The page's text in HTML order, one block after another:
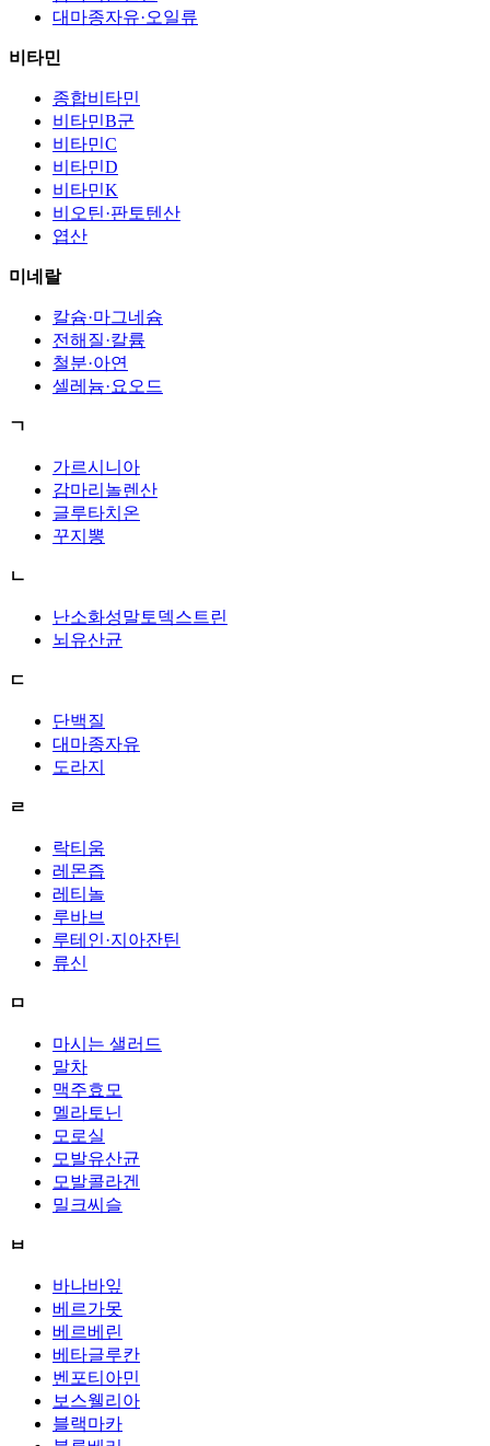
대마종자유·오일류
비타민
종합비타민
비타민B군
비타민C
비타민D
비타민K
비오틴·판토텐산
엽산
미네랄
칼슘·마그네슘
전해질·칼륨
철분·아연
셀레늄·요오드
ㄱ
가르시니아
감마리놀렌산
글루타치온
꾸지뽕
ㄴ
난소화성말토덱스트린
뇌유산균
ㄷ
단백질
대마종자유
도라지
ㄹ
락티움
레몬즙
레티놀
루바브
루테인·지아잔틴
류신
ㅁ
마시는 샐러드
말차
맥주효모
멜라토닌
모로실
모발유산균
모발콜라겐
밀크씨슬
ㅂ
바나바잎
베르가못
베르베린
베타글루칸
벤포티아민
보스웰리아
블랙마카